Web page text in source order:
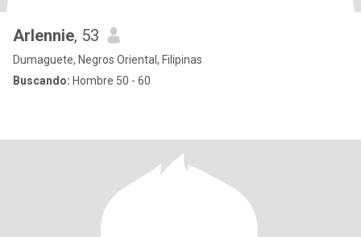
Arlennie, 53
Dumaguete, Negros Oriental, Filipinas
Buscando: Hombre 50 - 60